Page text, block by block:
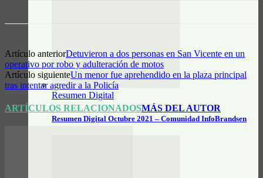
Resumen Digital
Resumen Digital Octubre 2021 – Comunidad InfoBrandsen
Artículo anteriorDetuvieron a dos personas en San Vicente en un
operativo por robo y adulteración de motos
Artículo siguienteUn menor fue aprehendido en la plaza principal
tras intentar agredir a la Policía
ARTÍCULOS RELACIONADOSMÁS DEL AUTOR